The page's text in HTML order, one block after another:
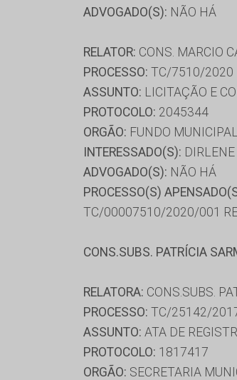
ADVOGADO(S): NÃO HÁ
RELATOR: CONS. MARCIO
PROCESSO: TC/7510/2020
ASSUNTO: LICITAÇÃO E
PROTOCOLO: 2045344
ORGÃO: FUNDO
INTERESSADO(S):
ADVOGADO(S): NÃO HÁ
PROCESSO(S)
TC/00007510/2020/001
CONS.SUBS. PATRÍCIA
RELATORA: CONS.SUBS.
PROCESSO: TC/25142/
ASSUNTO: ATA DE
PROTOCOLO: 1817417
ORGÃO: SECRETARIA